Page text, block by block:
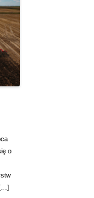
o
[…]